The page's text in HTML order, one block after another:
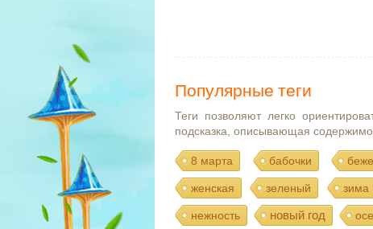
Популярные теги
Теги позволяют легко
подсказка, описывающая
8 марта бабочки
женская зеленый зима
нежность новый год